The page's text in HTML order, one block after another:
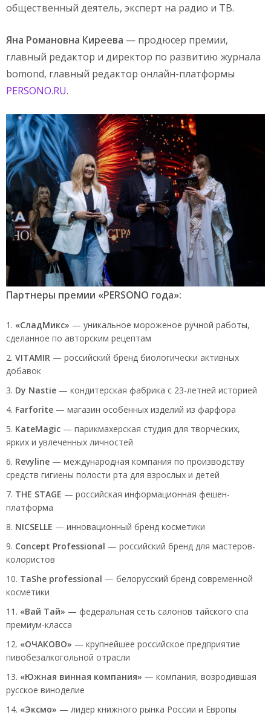
общественный деятель, эксперт на радио и ТВ.
Яна Романовна Киреева — продюсер премии,
главный редактор и директор по развитию журнала
bomond, главный редактор онлайн-платформы
PERSONO.RU.
Партнеры премии «PERSONO года»:
«СладМикс» — уникальное мороженое ручной работы,
сделанное по авторским рецептам
VITAMIR — российский бренд биологически активных
добавок
Dy Nastie — кондитерская фабрика с 23-летней историей
Farforite — магазин особенных изделий из фарфора
KateMagic — парикмахерская студия для творческих,
ярких и увлеченных личностей
Revyline — международная компания по производству
средств гигиены полости рта для взрослых и детей
THE STAGE — российская информационная фешен-
платформа
NICSELLE — инновационный бренд косметики
Concept Professional — российский бренд для мастеров-
колористов
TaShe professional — белорусский бренд современной
косметики
«Вай Тай» — федеральная сеть салонов тайского спа
премиум-класса
«ОЧАКОВО» — крупнейшее российское предприятие
пивобезалкогольной отрасли
«Южная винная компания» — компания, возродившая
русское виноделие
«Эксмо» — лидер книжного рынка России и Европы